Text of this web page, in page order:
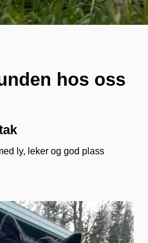
hos oss
ly, leker og god plass